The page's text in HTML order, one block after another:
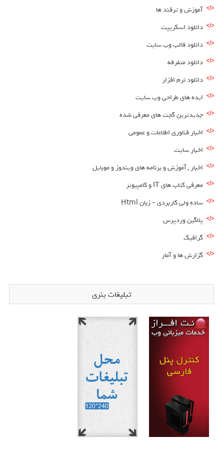
آموزش و ترفند ها
دانلود اسکریپت
دانلود قالب وب سایت
دانلود متفرقه
دانلود نرم افزار
ایده های طراحی وب سایت
جدیدترین گجت های معرفی شده
اخبار فناوری اطلاعات و عمومی
اخبار سایت
اخبار , آموزش و برنامه های ویندوز و موبایل
معرفی کتاب های IT و کامپیوتر
ساده ولی کاربردی – زبان Html
پلاگین وردپرس
گرافیک
گزارش ها و آمار
تبلیغات بنری